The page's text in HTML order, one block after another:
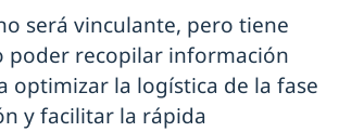
será vinculante, pero tiene
poder recopilar información
optimizar la logística de la fase
y facilitar la rápida